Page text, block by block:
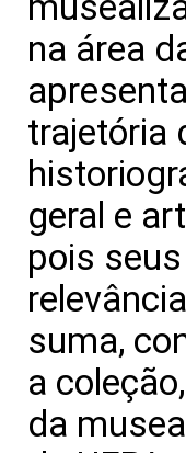
na área
trajetória
geral e
pois
suma,
a
da